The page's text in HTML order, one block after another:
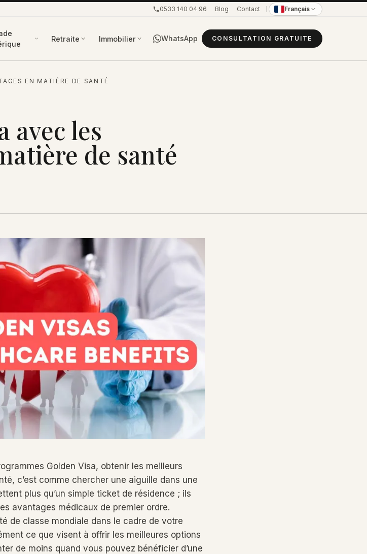
0533 140 04 96 Blog Contact Français
Retraite Immobilier WhatsApp CONSULTATION GRATUITE
EN MATIÈRE DE SANTÉ
avec les
de santé
Golden Visa, obtenir les meilleurs
c’est comme chercher une aiguille dans une
plus qu’un simple ticket de résidence ; ils
avantages médicaux de premier ordre.
de classe mondiale dans le cadre de votre
ce que visent à offrir les meilleures options
de moins quand vous pouvez bénéficier d’une